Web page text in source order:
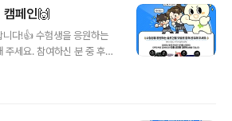
캠페인🙌
다!👍 수험생을 응원하는
주세요. 참여하신 분 중 후보
심과 참여 부탁드립니다~